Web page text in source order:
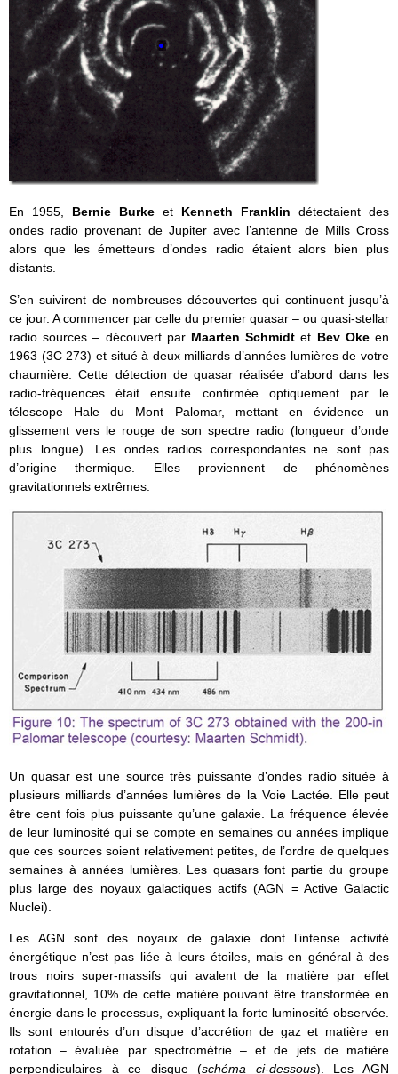
En 1955, Bernie Burke et Kenneth Franklin détectaient des
ondes radio provenant de Jupiter avec l’antenne de Mills Cross
alors que les émetteurs d’ondes radio étaient alors bien plus
distants.
S’en suivirent de nombreuses découvertes qui continuent jusqu’à
ce jour. A commencer par celle du premier quasar – ou quasi-stellar
radio sources – découvert par Maarten Schmidtet Bev Okeen
1963 (3C 273) et situé à deux milliards d’années lumières de votre
chaumière. Cette détection de quasar réalisée d’abord dans les
radio-fréquences était ensuite confirmée optiquement par le
télescope Hale du Mont Palomar, mettant en évidence un
glissement vers le rouge de son spectre radio (longueur d’onde
plus longue). Les ondes radios correspondantes ne sont pas
d’origine thermique. Elles proviennent de phénomènes
gravitationnels extrêmes.
Un quasar est une source très puissante d’ondes radio située à
plusieurs milliards d’années lumières de la Voie Lactée. Elle peut
être cent fois plus puissante qu’une galaxie. La fréquence élevée
de leur luminosité qui se compte en semaines ou années implique
que ces sources soient relativement petites, de l’ordre de quelques
semaines à années lumières. Les quasars font partie du groupe
plus large des noyaux galactiques actifs (AGN = Active Galactic
Nuclei).
Les AGN sont des noyaux de galaxie dont l’intense activité
énergétique n’est pas liée à leurs étoiles, mais en général à des
trous noirs super-massifs qui avalent de la matière par effet
gravitationnel, 10% de cette matière pouvant être transformée en
énergie dans le processus, expliquant la forte luminosité observée.
Ils sont entourés d’un disque d’accrétion de gaz et matière en
rotation – évaluée par spectrométrie – et de jets de matière
perpendiculaires à ce disque (schéma ci-dessous). Les AGN